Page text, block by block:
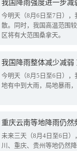
今明天（8月6日至7日）
散。同时，我国高温范围
区将有大范围桑拿天。
我国降雨整体减少减弱
今明天（8月5日至6日）
地有中到大雨，局地暴雨
重庆云南等地降雨仍然
未来三天（8月4日至6日
川、重庆、贵州等地仍然